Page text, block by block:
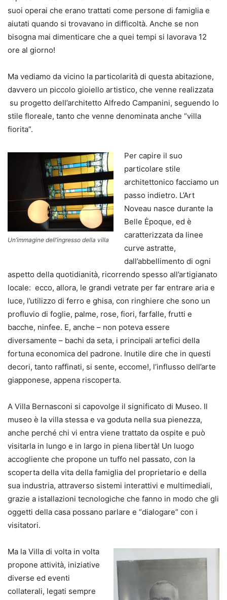
suoi operai che erano trattati come persone di famiglia e
aiutati quando si trovavano in difficoltà. Anche se non
bisogna mai dimenticare che a quei tempi si lavorava 12
ore al giorno!
Ma vediamo da vicino la particolarità di questa abitazione,
davvero un piccolo gioiello artistico, che venne realizzata
su progetto dell’architetto Alfredo Campanini, seguendo lo
stile floreale, tanto che venne denominata anche “villa
fiorita”.
Un’immagine dell’ingresso della villa
Per capire il suo
particolare stile
architettonico facciamo un
passo indietro. L’Art
Noveau nasce durante la
Belle Ėpoque, ed è
caratterizzata da linee
curve astratte,
dall’abbellimento di ogni
aspetto della quotidianità, ricorrendo spesso all’artigianato
locale: ecco, allora, le grandi vetrate per far entrare aria e
luce, l’utilizzo di ferro e ghisa, con ringhiere che sono un
profluvio di foglie, palme, rose, fiori, farfalle, frutti e
bacche, ninfee. E, anche – non poteva essere
diversamente – bachi da seta, i principali artefici della
fortuna economica del padrone. Inutile dire che in questi
decori, tanto raffinati, si sente, eccome!, l’influsso dell’arte
giapponese, appena riscoperta.
A Villa Bernasconi si capovolge il significato di Museo. Il
museo è la villa stessa e va goduta nella sua pienezza,
anche perché chi vi entra viene trattato da ospite e può
visitarla in lungo e in largo in piena libertà! Un luogo
accogliente che propone un tuffo nel passato, con la
scoperta della vita della famiglia del proprietario e della
sua industria, attraverso sistemi interattivi e multimediali,
grazie a istallazioni tecnologiche che fanno in modo che gli
oggetti della casa possano parlare e “dialogare” con i
visitatori.
Ma la Villa di volta in volta
propone attività, iniziative
diverse ed eventi
collaterali, legati sempre